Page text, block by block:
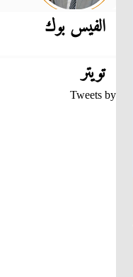
الفيس بوك
تويتر
Tweets by